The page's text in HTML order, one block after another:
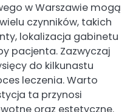
w Warszawie mogą
czynników, takich
lokalizacja gabinetu
pacjenta. Zazwyczaj
do kilkunastu
leczenia. Warto
ta przynosi